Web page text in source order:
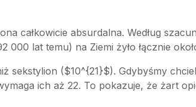
całkowicie absurdalna. Według
000 lat temu) na Ziemi żyło łącznie
sekstylion ($10^{21}$). Gdybyśmy
ich aż 22. To pokazuje, że żart